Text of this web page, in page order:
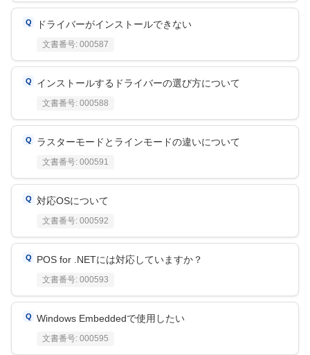
ドライバーがインストールできない
文書番号: 000587
インストールするドライバーの選び方について
文書番号: 000588
ラスターモードとラインモードの違いについて
文書番号: 000591
対応OSについて
文書番号: 000592
POS for .NETには対応していますか？
文書番号: 000593
Windows Embeddedで使用したい
文書番号: 000595